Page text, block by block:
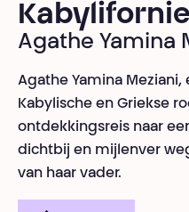
Kabylifornie
Agathe Yamina
Agathe Yamina
Kabylische en Griekse
ontdekkingsreis naar
dichtbij en mijlenver
van haar vader.